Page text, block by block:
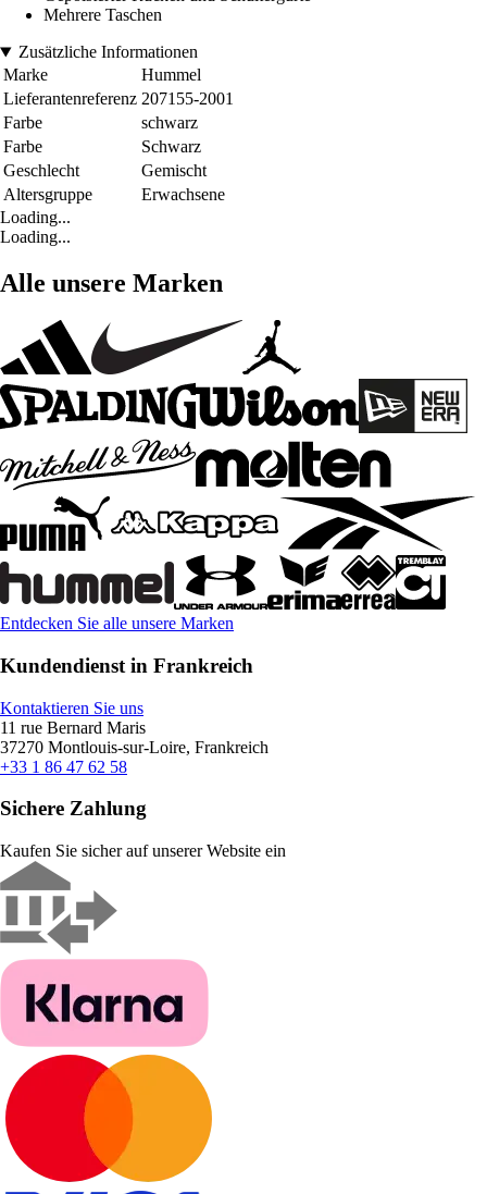
Mehrere Taschen
Zusätzliche Informationen
Marke
Hummel
Lieferantenreferenz 207155-2001
Farbe
schwarz
Farbe
Schwarz
Geschlecht
Gemischt
Altersgruppe
Erwachsene
Loading...
Loading...
Alle unsere Marken
Entdecken Sie alle unsere Marken
Kundendienst in Frankreich
Kontaktieren Sie uns
11 rue Bernard Maris
37270 Montlouis-sur-Loire, Frankreich
+33 1 86 47 62 58
Sichere Zahlung
Kaufen Sie sicher auf unserer Website ein